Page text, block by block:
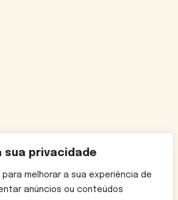
sua privacidade
melhorar a sua experiência de
anúncios ou conteúdos